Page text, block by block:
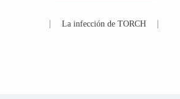
La infección de TORCH